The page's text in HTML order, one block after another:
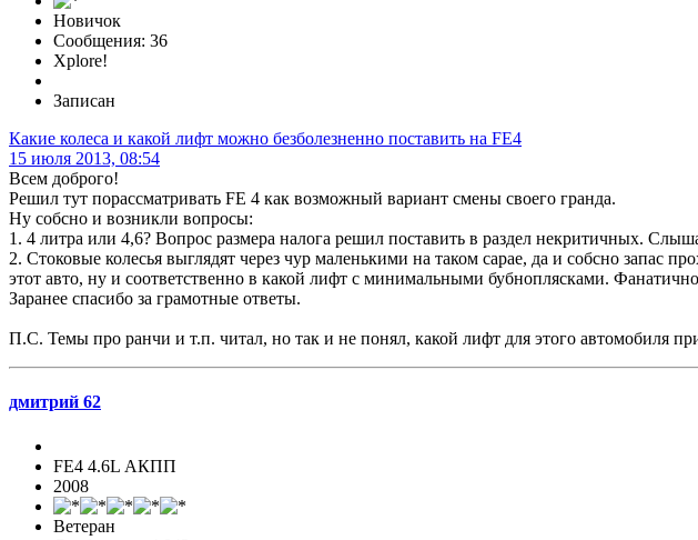
Новичок
Сообщения: 36
Xplore!
Записан
Какие колеса и какой лифт можно безболезненно поставить на FE4
15 июля 2013, 08:54
Всем доброго!
Решил тут порассматривать FE 4 как возможный вариант смены своего гранда.
Ну собсно и возникли вопросы:
1. 4 литра или 4,6? Вопрос размера налога решил поставить в раздел некритичных.
2. Стоковые колесья выглядят через чур маленькими на таком сарае, да и собсно запас
этот авто, ну и соответственно в какой лифт с минимальными бубноплясками.
Заранее спасибо за грамотные ответы.
П.С. Темы про ранчи и т.п. читал, но так и не понял, какой лифт для этого автомобиля
дмитрий 62
FE4 4.6L АКПП
2008
Ветеран